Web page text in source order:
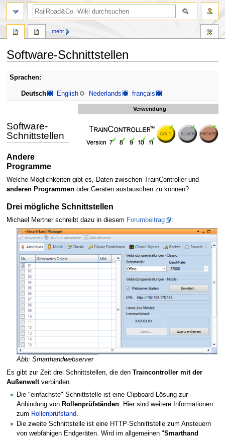
Software-Schnittstellen
Zur
springen
Zur
springen
Sprachen:
Deutsch English Nederlands français
Verwendung
Software-
Schnittstellen
Andere
Programme
Welche Möglichkeiten gibt es, Daten zwischen TrainController und
anderen Programmenoder Geräten austauschen zu können?
Drei mögliche Schnittstellen
Michael Mertner schreibt dazu in diesem Forumbeitrag :
Abb: Smarthandwebserver
Es gibt zur Zeit drei Schnittstellen, die den Traincontroller mit der
Außenweltverbinden.
Die "einfachste" Schnittstelle ist eine Clipboard-Lösung zur
Anbindung von Rollenprüfständen. Hier sind weitere Informationen
zum Rollenprüfstand.
Die zweite Schnittstelle ist eine HTTP-Schnittstelle zum Ansteuern
von webfähigen Endgeräten. Wird im allgemeinen "Smarthand
mehr
Suche